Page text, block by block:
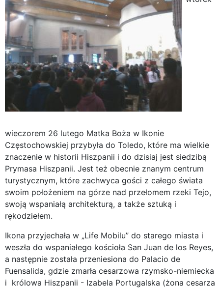
wieczorem 26 lutego Matka Boża w Ikonie
Częstochowskiej przybyła do Toledo, które ma wielkie
znaczenie w historii Hiszpanii i do dzisiaj jest siedzibą
Prymasa Hiszpanii. Jest też obecnie znanym centrum
turystycznym, które zachwyca gości z całego świata
swoim położeniem na górze nad przełomem rzeki Tejo,
swoją wspaniałą architekturą, a także sztuką i
rękodziełem.
Ikona przyjechała w „Life Mobilu” do starego miasta i
weszła do wspaniałego kościoła San Juan de los Reyes,
a następnie została przeniesiona do Palacio de
Fuensalida, gdzie zmarła cesarzowa rzymsko-niemiecka
i królowa Hiszpanii - Izabela Portugalska (żona cesarza